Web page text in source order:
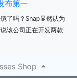
布第一
了吗？Snap显然认为
该公司正在开发两款
Shop